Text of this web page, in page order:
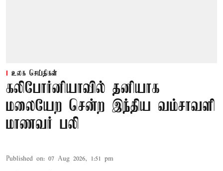
உலக செய்திகள்
கலிபோர்னியாவில் தனியாக
மலையேற சென்ற இந்திய வம்சாவளி
மாணவர் பலி
Published on: 07 Aug 2026, 1:51 pm